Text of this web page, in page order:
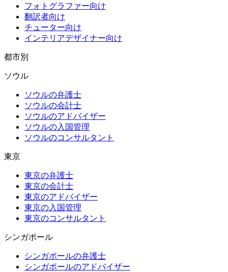
フォトグラファー向け
翻訳者向け
チューター向け
インテリアデザイナー向け
都市別
ソウル
ソウルの弁護士
ソウルの会計士
ソウルのアドバイザー
ソウルの入国管理
ソウルのコンサルタント
東京
東京の弁護士
東京の会計士
東京のアドバイザー
東京の入国管理
東京のコンサルタント
シンガポール
シンガポールの弁護士
シンガポールのアドバイザー